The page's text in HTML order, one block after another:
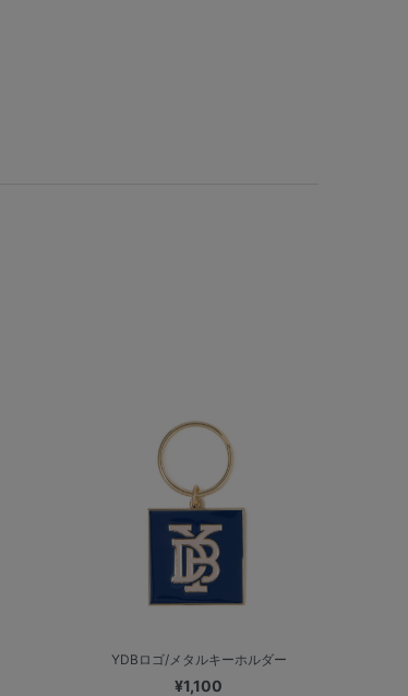
YDBロゴ/メタルキーホルダー
¥1,100